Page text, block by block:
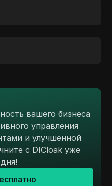
вашего бизнеса
управления
и улучшенной
с DICloak уже